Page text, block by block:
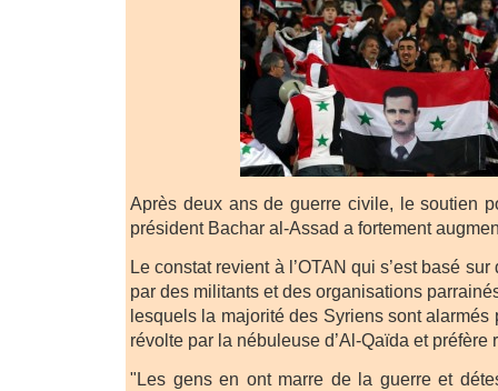
Après deux ans de guerre civile, le soutien
président Bachar al-Assad a fortement
Le constat revient à l’OTAN qui s’est basé
par des militants et des organisations
lesquels la majorité des Syriens sont alarmés
révolte par la nébuleuse d’Al-Qaïda et préfère
"Les gens en ont marre de la guerre et